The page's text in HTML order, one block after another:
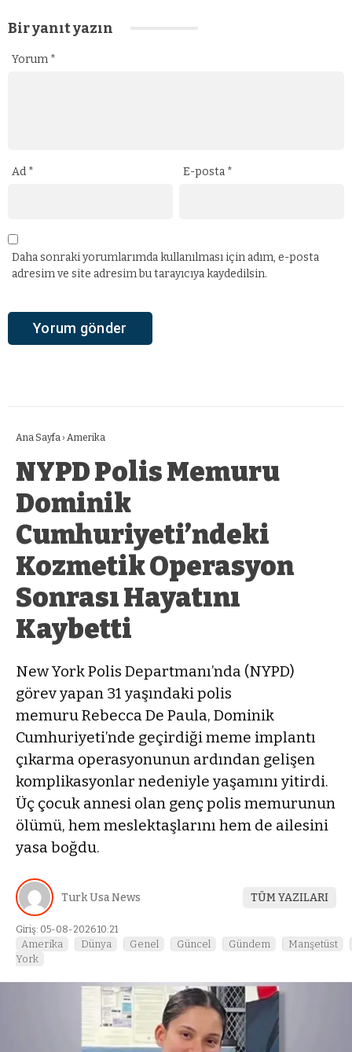
Bir yanıt yazın
Yorum *
Ad * E-posta *
Daha sonraki yorumlarımda kullanılması için adım, e-posta
adresim ve site adresim bu tarayıcıya kaydedilsin.
Ana Sayfa › Amerika
NYPD Polis Memuru
Dominik
Cumhuriyeti’ndeki
Kozmetik Operasyon
Sonrası Hayatını
Kaybetti
New York Polis Departmanı’nda (NYPD)
görev yapan 31 yaşındaki polis
memuru Rebecca De Paula, Dominik
Cumhuriyeti’nde geçirdiği meme implantı
çıkarma operasyonunun ardından gelişen
komplikasyonlar nedeniyle yaşamını yitirdi.
Üç çocuk annesi olan genç polis memurunun
ölümü, hem meslektaşlarını hem de ailesini
yasa boğdu.
Turk Usa News TÜM YAZILARI
Giriş: 05-08-2026 10:21
Amerika Dünya Genel Güncel Gündem
Manşetüst
York